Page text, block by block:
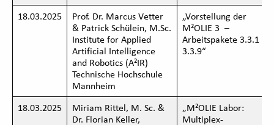
18.03.2025
Prof. Dr. Marcus Vetter
& Patrick Schülein, M.Sc.
Institute for Applied
Artificial Intelligence
and Robotics (A²IR)
Technische Hochschule
Mannheim
„Vorstellung der
M²OLIE 3 –
Arbeitspakete 3.3.1 –
3.3.9“
18.03.2025
Miriam Rittel, M. Sc. &
Dr. Florian Keller,
„M²OLIE Labor:
Multiplex-